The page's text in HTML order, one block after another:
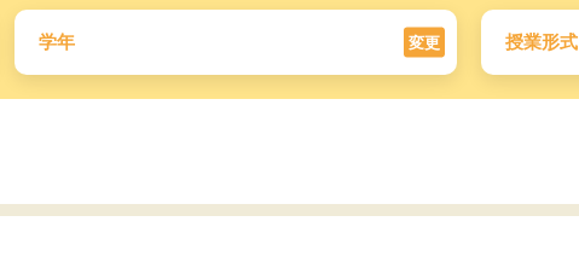
学年 変更 授業形式